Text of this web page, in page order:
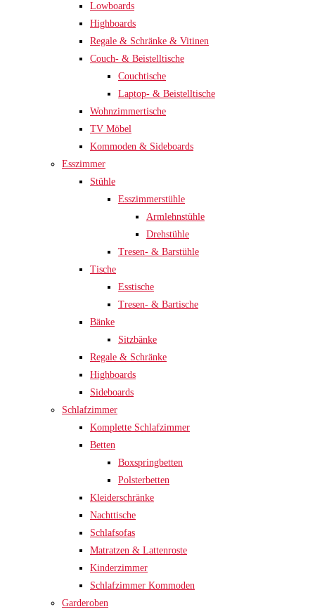
Lowboards
Highboards
Regale & Schränke & Vitinen
Couch- & Beistelltische
Couchtische
Laptop- & Beistelltische
Wohnzimmertische
TV Möbel
Kommoden & Sideboards
Esszimmer
Stühle
Esszimmerstühle
Armlehnstühle
Drehstühle
Tresen- & Barstühle
Tische
Esstische
Tresen- & Bartische
Bänke
Sitzbänke
Regale & Schränke
Highboards
Sideboards
Schlafzimmer
Komplette Schlafzimmer
Betten
Boxspringbetten
Polsterbetten
Kleiderschränke
Nachttische
Schlafsofas
Matratzen & Lattenroste
Kinderzimmer
Schlafzimmer Kommoden
Garderoben